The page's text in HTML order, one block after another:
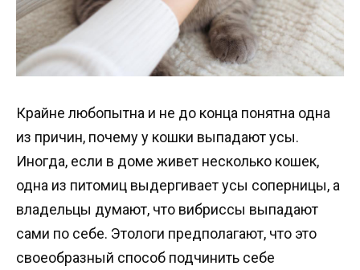
Крайне любопытна и не до конца понятна одна
из причин, почему у кошки выпадают усы.
Иногда, если в доме живет несколько кошек,
одна из питомиц выдергивает усы соперницы, а
владельцы думают, что вибриссы выпадают
сами по себе. Этологи предполагают, что это
своеобразный способ подчинить себе